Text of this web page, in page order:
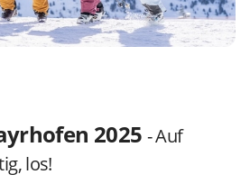
2025 - Auf
los!